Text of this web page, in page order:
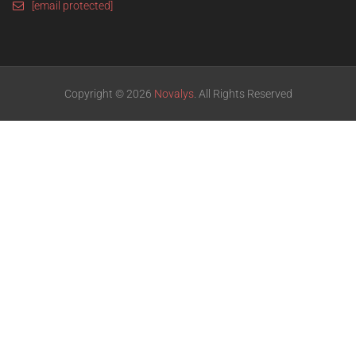
[email protected]
Copyright © 2026 Novalys. All Rights Reserved